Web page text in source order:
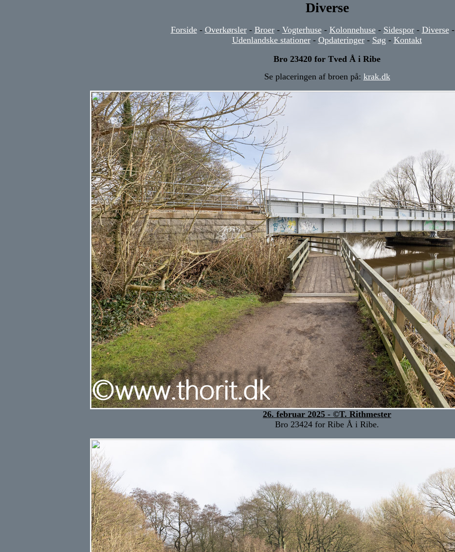
Diverse
Forside- Overkørsler- Broer- Vogterhuse- Kolonnehuse- Sidespor- Diverse-
Udenlandske stationer- Opdateringer- Søg - Kontakt
Bro 23420 for Tved Å i Ribe
Se placeringen af broen på: krak.dk
26. februar 2025 - ©T. Rithmester
Bro 23424 for Ribe Å i Ribe.